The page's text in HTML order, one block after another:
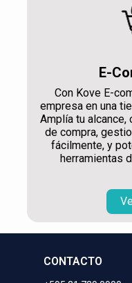
E-
Con Kove E-
empresa en una
Amplía tu
de compra,
fácilmente, y
herramientas
CONTACTO